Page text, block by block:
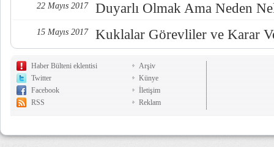
22 Mayıs 2017 Duyarlı Olmak Ama Neden
15 Mayıs 2017 Kuklalar Görevliler ve Karar
Haber Bülteni eklentisi
Twitter
Facebook
RSS
Arşiv
Künye
İletişim
Reklam